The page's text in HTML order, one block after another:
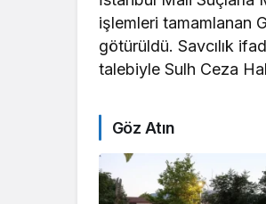
işlemleri tamamlanan
götürüldü. Savcılık
talebiyle Sulh Ceza
Göz Atın